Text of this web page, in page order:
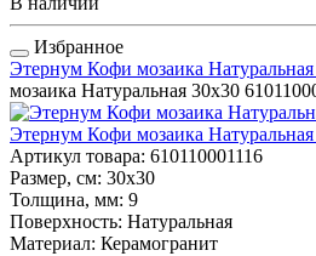
Избранное
Этернум Кофи мозаика
мозаика Натуральная 30x30
Этернум Кофи мозаика
Артикул товара: 610110001116
Размер, см: 30x30
Толщина, мм: 9
Поверхность: Натуральная
Материал: Керамогранит